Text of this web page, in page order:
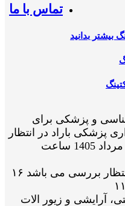
بیشتر بدانید
تماس با ما
و پزشکی برای
باراد در انتظار
تائید ویراستار می باشد ۱۶ مرداد 1405 ساعت
در زمینه برای شرکت در انتظار بررسی می باشد ۱۶
آرایشی و زیور الات